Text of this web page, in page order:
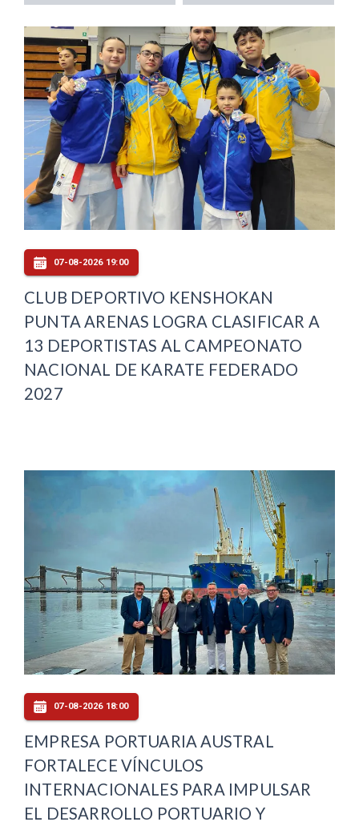
07-08-2026 19:00
CLUB DEPORTIVO KENSHOKAN
PUNTA ARENAS LOGRA CLASIFICAR A
13 DEPORTISTAS AL CAMPEONATO
NACIONAL DE KARATE FEDERADO
2027
07-08-2026 18:00
EMPRESA PORTUARIA AUSTRAL
FORTALECE VÍNCULOS
INTERNACIONALES PARA IMPULSAR
EL DESARROLLO PORTUARIO Y